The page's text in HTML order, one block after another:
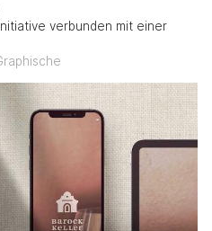
verbunden mit einer